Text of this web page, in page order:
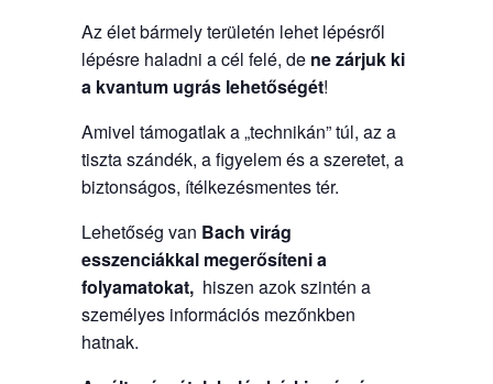
Az élet bármely területén lehet lépésről
lépésre haladni a cél felé, de ne zárjuk ki
a kvantum ugrás lehetőségét!
Amivel támogatlak a „technikán” túl, az a
tiszta szándék, a figyelem és a szeretet, a
biztonságos, ítélkezésmentes tér.
Lehetőség van Bach virág
esszenciákkal megerősíteni a
folyamatokat,hiszen azok szintén a
személyes információs mezőnkben
hatnak.